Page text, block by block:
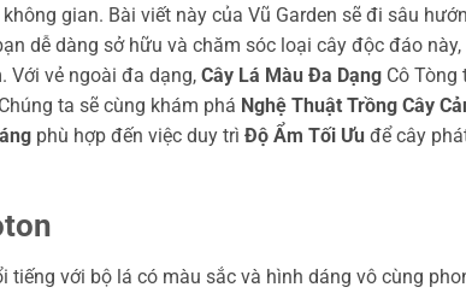
gian. Bài viết này của Vũ Garden sẽ đi sâu
dễ dàng sở hữu và chăm sóc loại cây độc đáo này,
Với vẻ ngoài đa dạng, Cây Lá Màu Đa Dạng Cô Tòng
ta sẽ cùng khám phá Nghệ Thuật Trồng Cây
phù hợp đến việc duy trì Độ Ẩm Tối Ưu để cây
tiếng với bộ lá có màu sắc và hình dáng vô cùng